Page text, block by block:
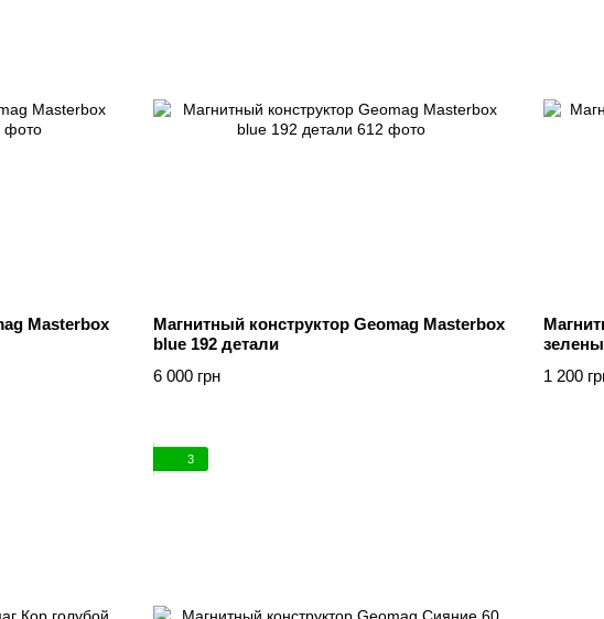
Masterbox
Магнитный конструктор Geomag Masterbox
blue 192 детали
6 000 грн
1 200
3